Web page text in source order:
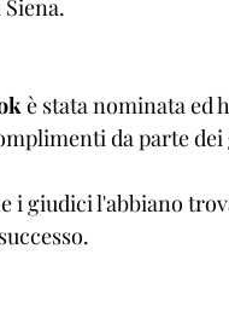
è stata nominata ed
da parte
i giudici l'abbiano